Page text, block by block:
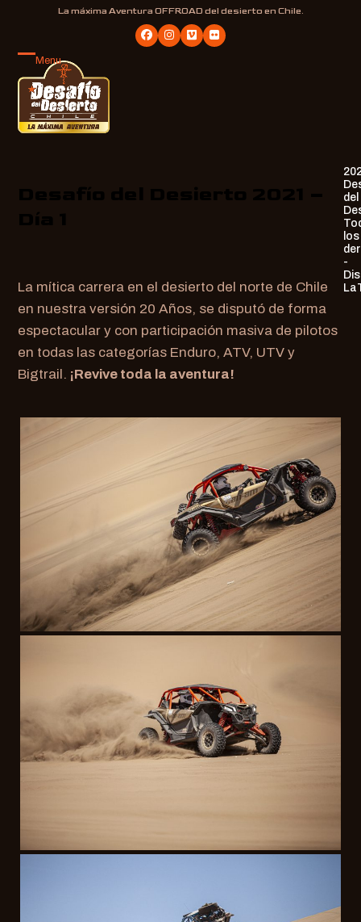
content
La máxima Aventura OFFROAD del desierto en Chile.
Facebook
Instagram
VimeoFlickr
Menu
Open
mobile
menu
Close
mobile
menu
La mítica carrera en el desierto del norte de Chile
en nuestra versión 20 Años, se disputó de forma
espectacular y con participación masiva de pilotos
en todas las categorías Enduro, ATV, UTV y
Bigtrail. ¡Revive toda la aventura!
del
los
-